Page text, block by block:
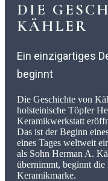
DIE
KÄHLER
Ein einzigartiges
beginnt
Die Geschichte von
holsteinische Töpfer
Keramikwerkstatt
Das ist der Beginn
eines Tages weltweit
als Sohn Herman A.
übernimmt, beginnt die
Keramikmarke.